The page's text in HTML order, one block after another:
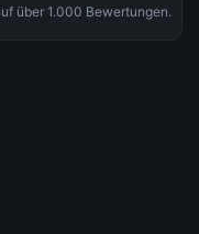
über 1.000 Bewertungen.